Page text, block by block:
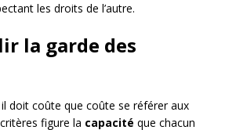
les droits de l’autre.
la garde des
doit coûte que coûte se référer aux
figure la capacité que chacun